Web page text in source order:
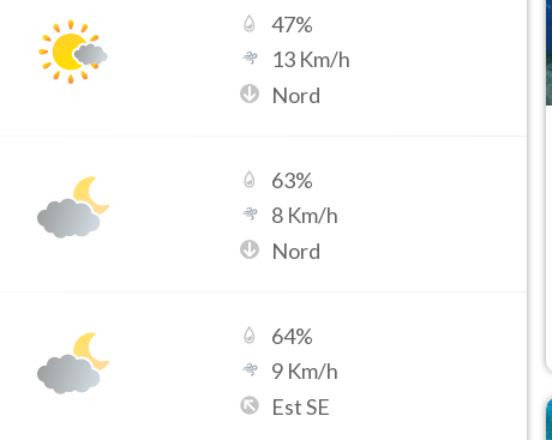
47%
13 Km/h
Nord
63%
8 Km/h
Nord
64%
9 Km/h
Est SE